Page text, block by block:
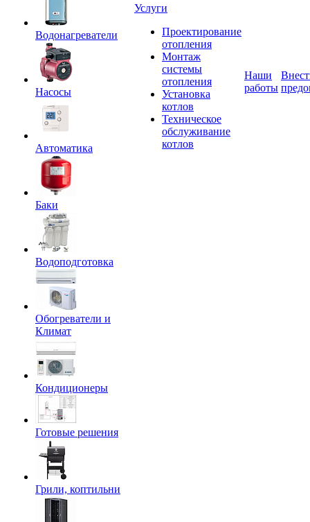
Водонагреватели
Насосы
Автоматика
Баки
Водоподготовка
Обогреватели и
Климат
Кондиционеры
Готовые решения
Грили, коптильни
Услуги
Проектирование
отопления
Монтаж
системы
отопления
Установка
котлов
Техническое
обслуживание
котлов
Наши
работы